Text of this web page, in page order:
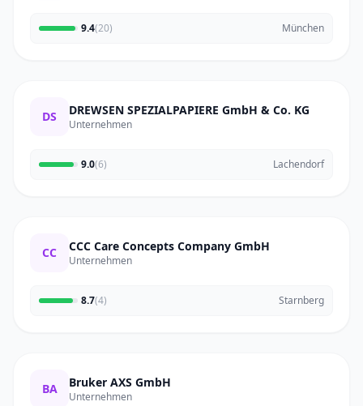
9.4(20) München
DS DREWSEN SPEZIALPAPIERE GmbH & Co. KG
Unternehmen
9.0(6) Lachendorf
CC CCC Care Concepts Company GmbH
Unternehmen
8.7(4) Starnberg
BA Bruker AXS GmbH
Unternehmen